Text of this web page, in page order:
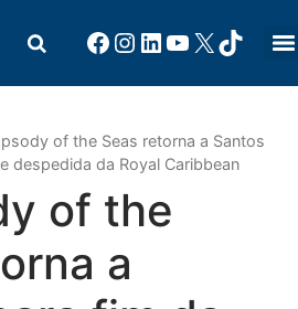
of the Seas retorna a Santos
despedida da Royal Caribbean
of the
a